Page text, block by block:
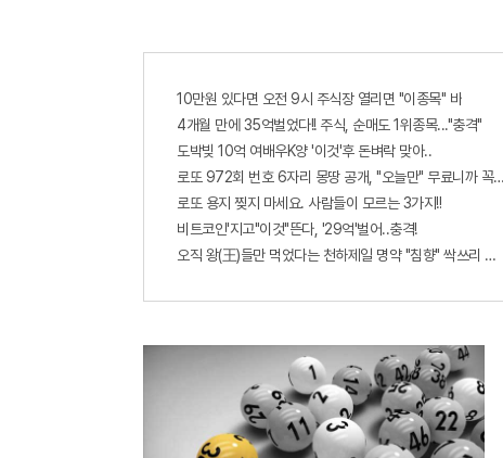
10만원 있다면 오전 9시 주식장 열리면 "이종목" 바
4개월 만에 35억벌었다!! 주식, 순매도 1위종목..."충격"
도박빚 10억 여배우K양 '이것'후 돈벼락 맞아..
로또 972회 번호 6자리 몽땅 공개, "오늘만" 무료니까 꼭
로또 용지 찢지 마세요. 사람들이 모르는 3가지!!
비트코인'지고"이것"뜬다, '29억'벌어..충격!
오직 왕(王)들만 먹었다는 천하제일 명약 "침향" 싹쓰리 완